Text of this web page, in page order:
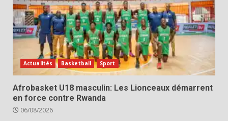
Actualités Basketball Sport
Afrobasket U18 masculin: Les Lionceaux démarrent
en force contre Rwanda
06/08/2026